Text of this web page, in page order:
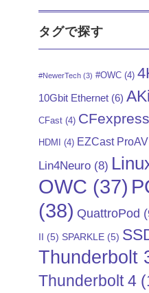
タグで探す
#NewerTech (3) #OWC (4)
10Gbit Ethernet (6)
CFast (4) CFexpress
HDMI (4) EZCast ProAV
Lin4Neuro (8)
OWC (37)
(38) QuattroPod
II (5) SPARKLE (5)
Thunderbolt
Thunderbolt 4